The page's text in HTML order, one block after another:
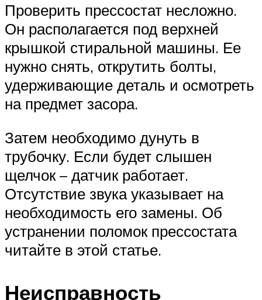
Проверить прессостат несложно.
Он располагается под верхней
крышкой стиральной машины. Ее
нужно снять, открутить болты,
удерживающие деталь и осмотреть
на предмет засора.
Затем необходимо дунуть в
трубочку. Если будет слышен
щелчок – датчик работает.
Отсутствие звука указывает на
необходимость его замены. Об
устранении поломок прессостата
читайте в этой статье.
Неисправность